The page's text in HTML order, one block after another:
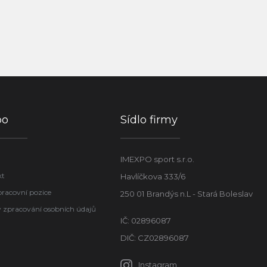
pozice
zpracování osobních údajů
Sídlo firmy
IMEXPO sport s.r.o.
Havlíčkova 333/6
250 01 Brandýs n.L - Stará Boleslav
IČ: 02896087
DIČ: CZ02896087
Instagram